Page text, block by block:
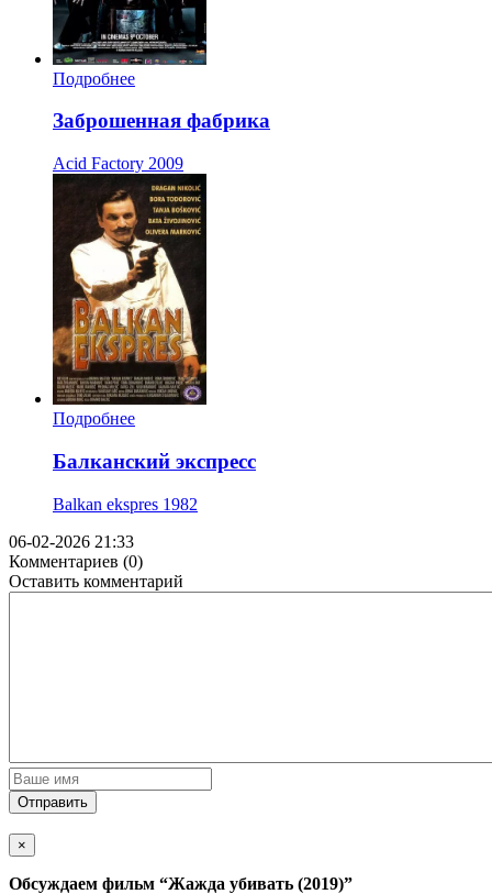
Подробнее
Заброшенная фабрика
Acid Factory 2009
Подробнее
Балканский экспресс
Balkan ekspres 1982
06-02-2026 21:33
Комментариев (0)
Оставить комментарий
Отправить
×
Обсуждаем фильм “Жажда убивать (2019)”